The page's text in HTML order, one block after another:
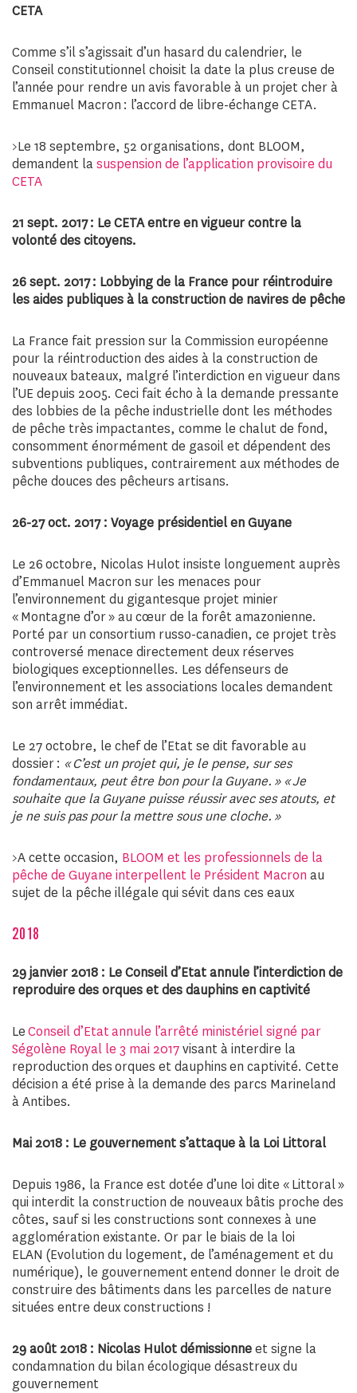
CETA
Comme s’il s’agissait d’un hasard du calendrier, le
Conseil constitutionnel choisit la date la plus creuse de
l’année pour rendre un avis favorable à un projet cher à
Emmanuel Macron : l’accord de libre-échange CETA.
>Le 18 septembre, 52 organisations, dont BLOOM,
demandent lasuspension de l’application provisoire du
CETA
21 sept. 2017 : Le CETA entre en vigueur contre la
volonté des citoyens.
26 sept. 2017 : Lobbying de la France pour réintroduire
les aides publiques à la construction de navires de pêche
La France fait pression sur la Commission européenne
pour la réintroduction des aides à la construction de
nouveaux bateaux, malgré l’interdiction en vigueur dans
l’UE depuis 2005. Ceci fait écho à la demande pressante
des lobbies de la pêche industrielle dont les méthodes
de pêche très impactantes, comme le chalut de fond,
consomment énormément de gasoil et dépendent des
subventions publiques, contrairement aux méthodes de
pêche douces des pêcheurs artisans.
26-27 oct. 2017 : Voyage présidentiel en Guyane
Le 26 octobre, Nicolas Hulot insiste longuement auprès
d’Emmanuel Macron sur les menaces pour
l’environnement du gigantesque projet minier
« Montagne d’or » au cœur de la forêt amazonienne.
Porté par un consortium russo-canadien, ce projet très
controversé menace directement deux réserves
biologiques exceptionnelles. Les défenseurs de
l’environnement et les associations locales demandent
son arrêt immédiat.
Le 27 octobre, le chef de l’Etat se dit favorable au
dossier : « C’est un projet qui, je le pense, sur ses
fondamentaux, peut être bon pour la Guyane. » « Je
souhaite que la Guyane puisse réussir avec ses atouts, et
je ne suis pas pour la mettre sous une cloche. »
>A cette occasion, BLOOM et les professionnels de la
pêche de Guyane interpellent le Président Macron au
sujet de la pêche illégale qui sévit dans ces eaux
2018
29 janvier 2018 : Le Conseil d’Etat annule l’interdiction de
reproduire des orques et des dauphins en captivité
LeConseil d’Etat annule l’arrêté ministériel signé par
Ségolène Royal le 3 mai 2017visant à interdire la
reproduction des orques et dauphins en captivité. Cette
décision a été prise à la demande des parcs Marineland
à Antibes.
Mai 2018 : Le gouvernement s’attaque à la Loi Littoral
Depuis 1986, la France est dotée d’une loi dite « Littoral »
qui interdit la construction de nouveaux bâtis proche des
côtes, sauf si les constructions sont connexes à une
agglomération existante. Or par le biais de la loi
ELAN (Evolution du logement, de l’aménagement et du
numérique), le gouvernement entend donner le droit de
construire des bâtiments dans les parcelles de nature
situées entre deux constructions !
29 août 2018 : Nicolas Hulot démissionneet signe la
condamnation du bilan écologique désastreux du
gouvernement